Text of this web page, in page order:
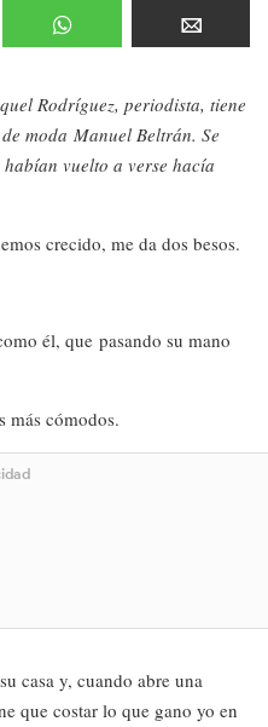
Rodríguez, periodista, tiene
moda Manuel Beltrán. Se
vuelto a verse hacía
crecido, me da dos besos.
él, que pasando su mano
más cómodos.
casa y, cuando abre una
que costar lo que gano yo en